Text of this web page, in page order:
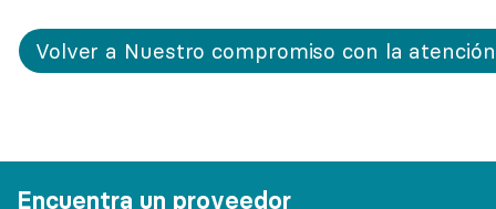
Volver a Nuestro compromiso con la
Encuentra un proveedor